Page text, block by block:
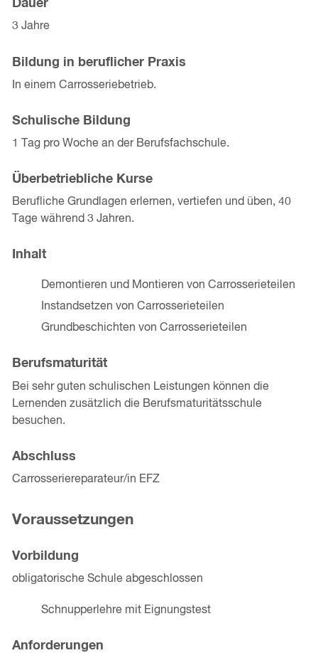
Dauer
3 Jahre
Bildung in beruflicher Praxis
In einem Carrosseriebetrieb.
Schulische Bildung
1 Tag pro Woche an der Berufsfachschule.
Überbetriebliche Kurse
Berufliche Grundlagen erlernen, vertiefen und üben, 40
Tage während 3 Jahren.
Inhalt
Demontieren und Montieren von Carrosserieteilen
Instandsetzen von Carrosserieteilen
Grundbeschichten von Carrosserieteilen
Berufsmaturität
Bei sehr guten schulischen Leistungen können die
Lernenden zusätzlich die Berufsmaturitätsschule
besuchen.
Abschluss
Carrosseriereparateur/in EFZ
Voraussetzungen
Vorbildung
obligatorische Schule abgeschlossen
Schnupperlehre mit Eignungstest
Anforderungen